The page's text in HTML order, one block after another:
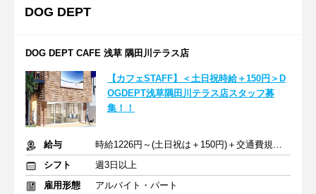
DOG DEPT
DOG DEPT CAFE 浅草 隅田川テラス店
【カフェSTAFF】＜土日祝時給＋150円＞D
OGDEPT浅草隅田川テラス店スタッフ募
集！！
給与
時給1226円～(土日祝は＋150円)＋交通費規定支給（上限あり）
シフト
週3日以上
雇用形態
アルバイト・パート